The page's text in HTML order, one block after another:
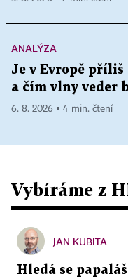
ANALÝZA
Je v Evropě příliš
a čím vlny veder
6. 8. 2026 ▪ 4 min. čtení
Vybíráme z
JAN KUBITA
Hledá se